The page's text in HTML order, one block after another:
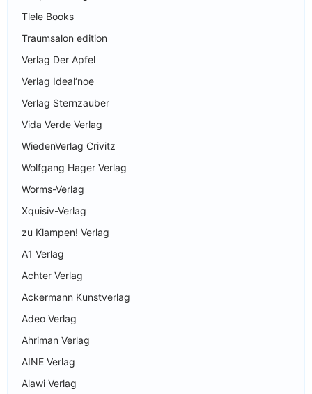
Tlele Books
Traumsalon edition
Verlag Der Apfel
Verlag Ideal‘noe
Verlag Sternzauber
Vida Verde Verlag
WiedenVerlag Crivitz
Wolfgang Hager Verlag
Worms-Verlag
Xquisiv-Verlag
zu Klampen! Verlag
A1 Verlag
Achter Verlag
Ackermann Kunstverlag
Adeo Verlag
Ahriman Verlag
AINE Verlag
Alawi Verlag